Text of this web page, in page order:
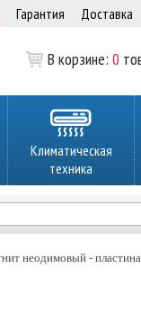
Гарантия Доставка
В корзине:0
Климатическая
техника
неодимовый -